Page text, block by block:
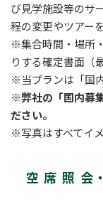
び見学施設等のサ
程の変更やツアー
※集合時間・場所
りする確定書面（
※当プランは「国
※弊社の「国内募
ださい。
※写真はすべてイ
空 席 照 会